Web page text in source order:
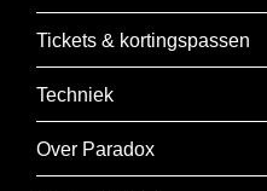
Tickets & kortingspassen
Techniek
Over Paradox